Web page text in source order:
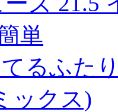
単
るふた
ックス)